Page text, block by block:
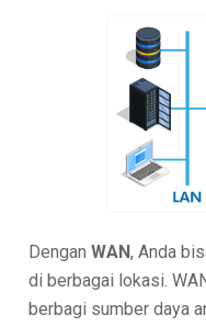
DenganWAN, Anda
di berbagai lokasi.
berbagi sumber daya